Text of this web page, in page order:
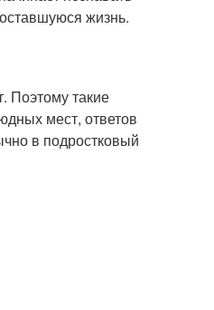
жизнь.
Поэтому такие
мест, ответов
в подростковый